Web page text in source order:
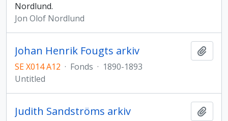
Nordlund.
Jon Olof Nordlund
Johan Henrik Fougts arkiv
SE X014 A12 · Fonds · 1890-1893
Untitled
Judith Sandströms arkiv